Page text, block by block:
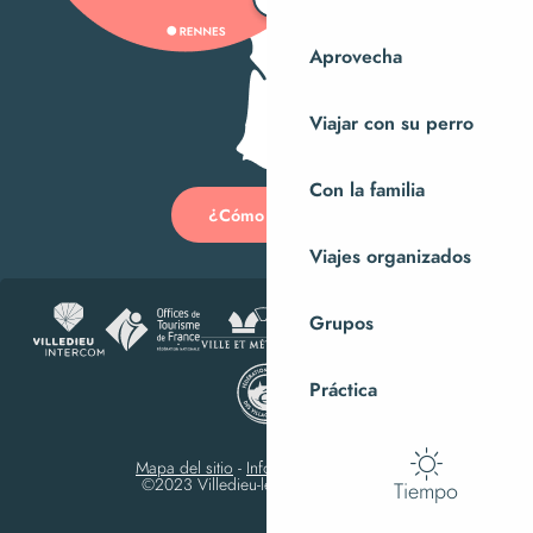
Aprovecha
Viajar con su perro
Con la familia
Viajes organizados
Grupos
Práctica
Tiempo
¿Cómo llegar?
Mapa del sitio - Información jurídica
©2023 Villedieu-les-Poêles Intercom